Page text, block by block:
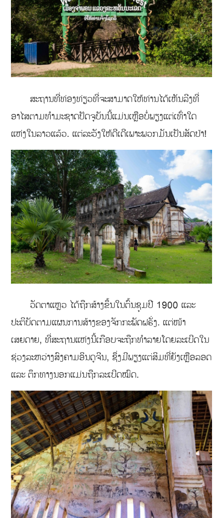
ສະຖານທີ່ທ່ອງທ່ຽວທີ່ຈະສາມາດໃຫ້ທ່ານໄດ້ເຫັນລີງທີ່
ອາໄສຕາມທຳມະຊາດປັດຈຸບັນນີ້ແມ່ນເຫຼືອບໍ່ພຽງແຕ່ເທົ່າໃດ
ແຫ່ງໃນລາວແລ້ວ. ແຕ່ລະວັງໃຫ້ດີເດີເພາະພວກມັນເປັນສັດປ່າ!
ວັດຕາແຫຼວ ໄດ້ຖືກສ້າງຂຶ້ນໃນຕົ້ນຊຸມປີ 1900 ແລະ
ປະຕິບັດຕາມແຜນການສ້າງຂອງຈັກກະພັດຝຣັ່ງ. ແຕ່ໜ້າ
ເສຍດາຍ, ທີ່ສະຖານແຫ່ງນີ້ເກືອບຈະຖືກທໍາລາຍໂດຍລະເບີດໃນ
ຊ່ວງລະຫວ່າງສົງຄາມອິນດູຈີນ, ຊຶ່ງມີພຽງແຕ່ສິມທີ່ຍັງເຫຼືອລອດ
ແລະ ຕຶກທາງນອກແມ່ນຖືກລະເບີດໝົດ.